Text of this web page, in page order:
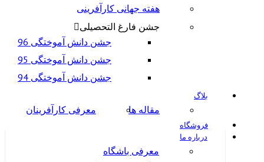
هفته جهانی کارآفرینی
جشن فارغ التحصیلی
جشن دانش آموختگی 96
جشن دانش آموختگی 95
جشن دانش آموختگی 94
بلاگ
مقاله ها معرفی کارآفرینان
فروشگاه
درباره ما
معرفی باشگاه